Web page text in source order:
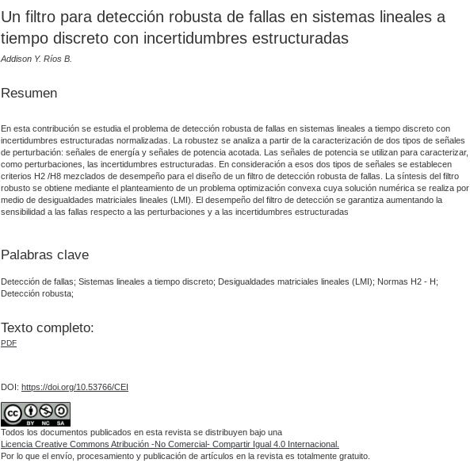
Un filtro para detección robusta de fallas en sistemas lineales a
tiempo discreto con incertidumbres estructuradas
Addison Y. Ríos B.
Resumen
En esta contribución se estudia el problema de detección robusta de fallas en sistemas lineales a tiempo discreto con
incertidumbres estructuradas normalizadas. La robustez se analiza a partir de la caracterización de dos tipos de señales
de perturbación: señales de energía y señales de potencia acotada. Las señales de potencia se utilizan para caracterizar,
como perturbaciones, las incertidumbres estructuradas. En consideración a esos dos tipos de señales se establecen
criterios H2 /H8 mezclados de desempeño para el diseño de un filtro de detección robusta de fallas. La síntesis del filtro
robusto se obtiene mediante el planteamiento de un problema optimización convexa cuya solución numérica se realiza por
medio de desigualdades matriciales lineales (LMI). El desempeño del filtro de detección se garantiza aumentando la
sensibilidad a las fallas respecto a las perturbaciones y a las incertidumbres estructuradas
Palabras clave
Detección de fallas; Sistemas lineales a tiempo discreto; Desigualdades matriciales lineales (LMI); Normas H2 - H;
Detección robusta;
Texto completo:
PDF
DOI: https://doi.org/10.53766/CEI
Todos los documentos publicados en esta revista se distribuyen bajo una
Licencia Creative Commons Atribución -No Comercial- Compartir Igual 4.0 Internacional.
Por lo que el envío, procesamiento y publicación de artículos en la revista es totalmente gratuito.